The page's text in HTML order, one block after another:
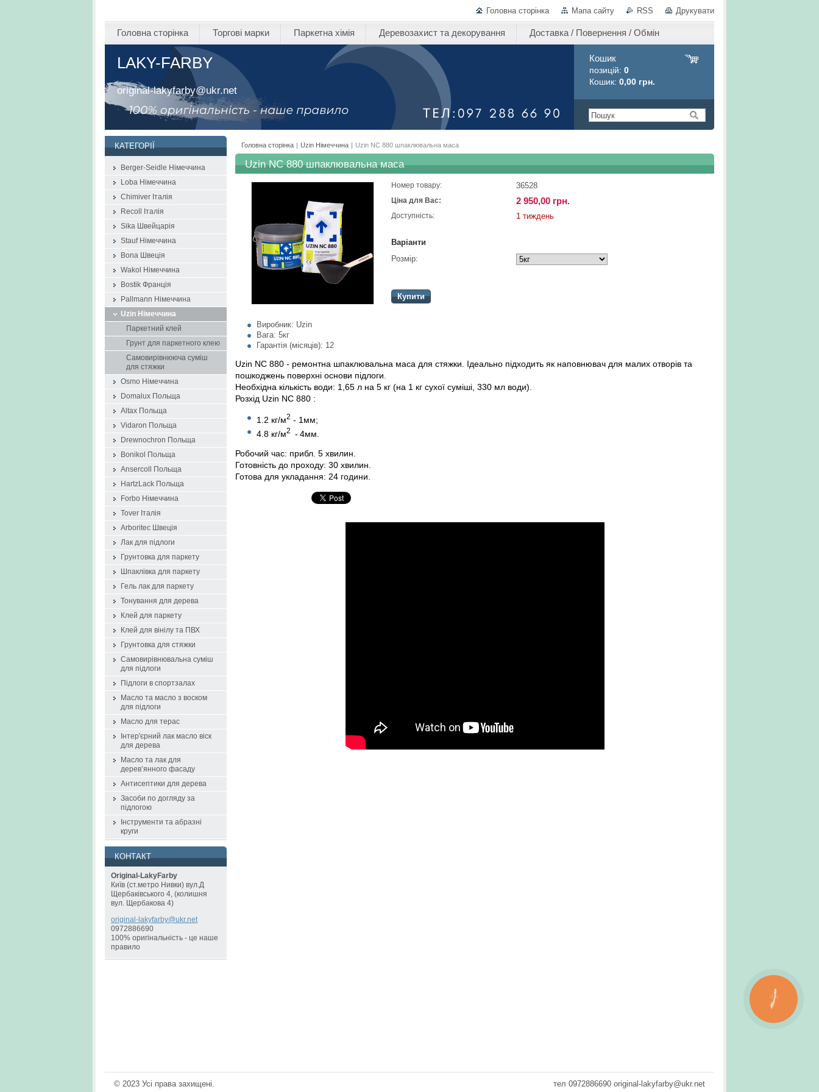
Головна сторінка Мапа сайту RSS Друкувати
Головна сторінка Торгові марки Паркетна хімія Деревозахист та декорування Доставка / Повернення / Обмін
LAKY-FARBY
original-lakyfarby@ukr.net
Кошик
позицій: 0
Кошик: 0,00 грн.
Головна сторінка | Uzin Німеччина | Uzin NC 880 шпаклювальна маса
Uzin NC 880 шпаклювальна маса
Виробник: Uzin
Вага: 5кг
Гарантія (місяців): 12
Номер товару: 36528
Ціна для Вас: 2 950,00 грн.
Доступність: 1 тиждень
Варіанти
Розмір:
Купити
Uzin NC 880 - ремонтна шпаклювальна маса для стяжки. Ідеально підходить як наповнювач для малих отворів та
пошкоджень поверхні основи підлоги.
Необхідна кількість води: 1,65 л на 5 кг (на 1 кг сухої суміші, 330 мл води).
Розхід Uzin NC 880 :
1.2 кг/м2 - 1мм;
4.8 кг/м2 - 4мм.
Робочий час: прибл. 5 хвилин.
Готовність до проходу: 30 хвилин.
Готова для укладання: 24 години.
КАТЕГОРІЇ
Berger-Seidle Німеччина
Loba Німеччина
Chimiver Італія
Recoll Італія
Sika Швейцарія
Stauf Німеччина
Bona Швеція
Wakol Німеччина
Bostik Франція
Pallmann Німеччина
Uzin Німеччина
Паркетний клей
Грунт для паркетного клею
Самовирівнююча суміш
для стяжки
Osmo Німеччина
Domalux Польща
Altax Польща
Vidaron Польща
Drewnochron Польща
Bonikol Польща
Ansercoll Польща
HartzLack Польща
Forbo Німеччина
Tover Італія
Arboritec Швеція
Лак для підлоги
Грунтовка для паркету
Шпаклівка для паркету
Гель лак для паркету
Тонування для дерева
Клей для паркету
Клей для вінілу та ПВХ
Грунтовка для стяжки
Самовирівнювальна суміш
для підлоги
Підлоги в спортзалах
Масло та масло з воском
для підлоги
Масло для терас
Інтер'єрний лак масло віск
для дерева
Масло та лак для
дерев’янного фасаду
Антисептики для дерева
Засоби по догляду за
підлогою
Інструменти та абразні
круги
КОНТАКТ
Original-LakyFarby
Київ (ст.метро Нивки) вул.Д
Щербаківського 4, (колишня
вул. Щербакова 4)
original -lakyfarby@ukr.net
0972886690
100% оригінальність - це наше
правило
© 2023 Усі права захищені. тел 0972886690 original-lakyfarby@ukr.net
КНОПКА
ЗВ'ЯЗКУ